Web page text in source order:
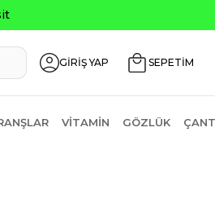
GİRİŞ YAP SEPETİM
VITAMIN GÖZLÜK